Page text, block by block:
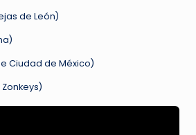
de León)
Ciudad de México)